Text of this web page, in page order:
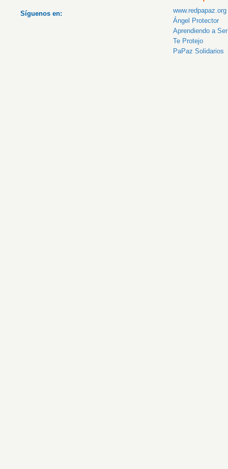
Síguenos en:
www.redpapaz.org
Ángel Protector
Aprendiendo a
Te Protejo
PaPaz Solidarios